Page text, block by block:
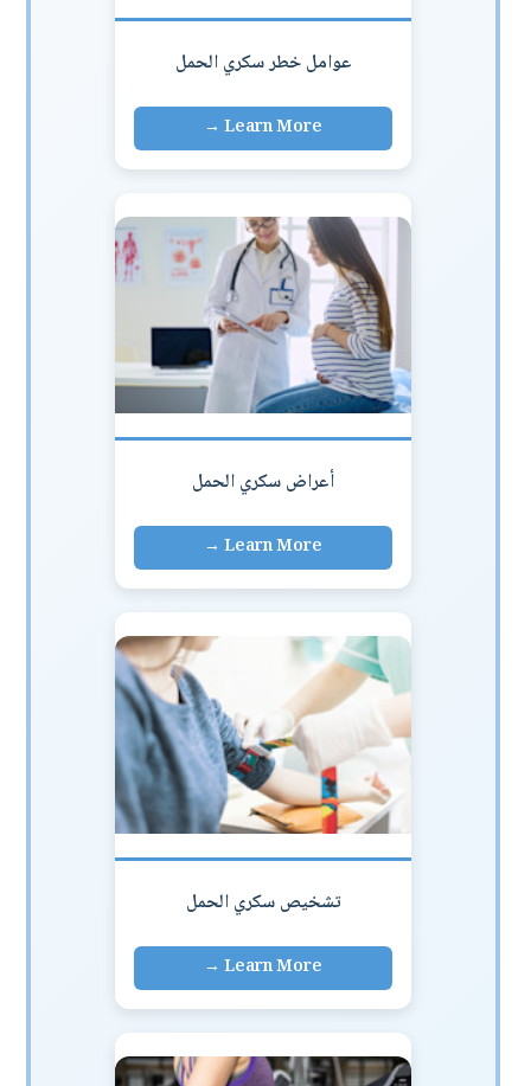
عوامل خطر سكري الحمل
أعراض سكري الحمل
تشخيص سكري الحمل